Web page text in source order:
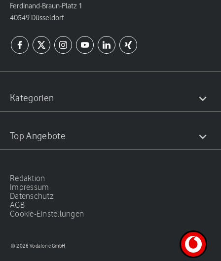
Ferdinand-Braun-Platz 1
40549 Düsseldorf
Kategorien
Top Angebote
Redaktion
Impressum
Datenschutz
AGB
Cookie-Einstellungen
© 2026 Vodafone GmbH